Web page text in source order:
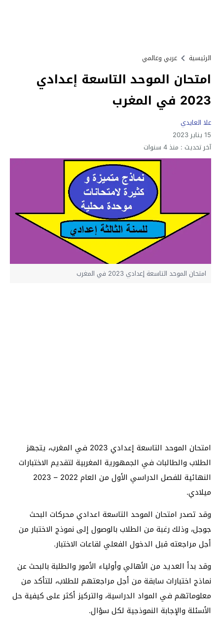
الرئيسية عربي وعالمي
امتحان الموحد التاسعة إعدادي
2023 في المغرب
علا العايدي
15 يناير 2023
آخر تحديث : منذ 4 سنوات
امتحان الموحد التاسعة إعدادي 2023 في المغرب
امتحان الموحد التاسعة إعدادي 2023 في المغرب، يتجهز
الطلاب والطالبات في الجمهورية المغربية لتقديم الاختبارات
النهائية للفصل الدراسي الأول من العام 2022 – 2023
ميلادي.
وقد تصدر امتحان الموحد التاسعة اعدادي محركات البحث
جوجل، وذلك رغبة من الطلاب بالوصول إلى نموذج الاختبار من
أجل مراجعته قبل الدخول الفعلي لقاعات الاختبار.
وقد بدأ العديد من الأهالي وأولياء الأمور والطلبة بالبحث عن
نماذج اختبارات سابقة من أجل مراجعتهم للطلاب، للتأكد من
معلوماتهم في المواد الدراسية، والتركيز أكثر على كيفية حل
الأسئلة والإجابة النموذجية لكل سؤال.